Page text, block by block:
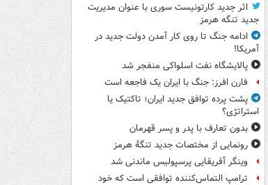
اثر جدید کارتونیست سوری با عنوان مدیریت
جدید تنگه هرمز
ادامه جنگ تا روی کار آمدن دولت جدید در
آمریکا!
پالایشگاه نفت اسلواکی منفجر شد
فارن افرز: جنگ با ایران یک فاجعه است
پشت پرده توافق جدید ایران؛ تاکتیک یا
استراتژی؟
بدون تعارف با پدر و پسر قهرمان
رونمایی از مختصات جدید تنگۀ هرمز
وینگر آفریقایی پرسپولیس ماندنی شد
ترامپ التماس‌کننده توافقی است که خود